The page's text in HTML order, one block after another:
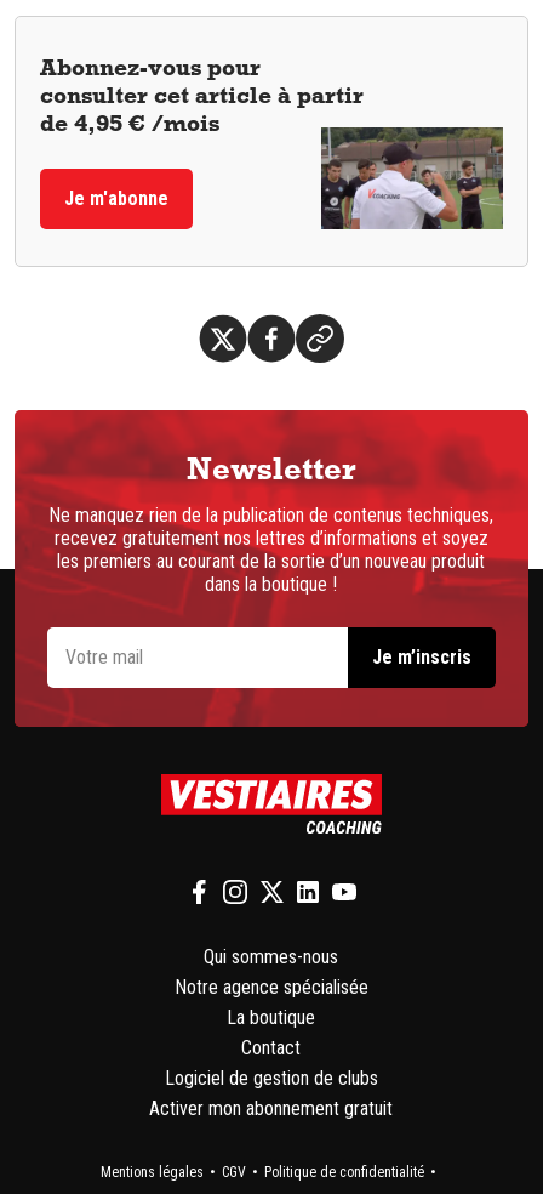
Abonnez-vous pour
consulter cet article à partir
de 4,95 € /mois
Je m'abonne
Newsletter
Ne manquez rien de la publication de contenus techniques,
recevez gratuitement nos lettres d’informations et soyez
les premiers au courant de la sortie d’un nouveau produit
dans la boutique !
Qui sommes-nous
Notre agence spécialisée
La boutique
Contact
Logiciel de gestion de clubs
Activer mon abonnement gratuit
Mentions légales CGV
Politique de confidentialité